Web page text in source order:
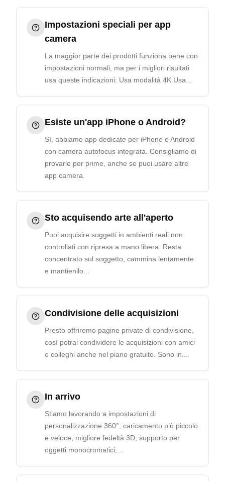
Impostazioni speciali per app
camera
La maggior parte dei prodotti funziona bene con
impostazioni normali, ma per i migliori risultati
usa queste indicazioni: Usa modalità 4K Usa...
Esiste un'app iPhone o Android?
Sì, abbiamo app dedicate per iPhone e Android
con camera autofocus integrata. Consigliamo di
provarle per prime, anche se puoi usare altre
app camera.
Sto acquisendo arte all'aperto
Puoi acquisire soggetti in ambienti reali non
controllati con ripresa a mano libera. Resta
concentrato sul soggetto, cammina lentamente
e mantienilo...
Condivisione delle acquisizioni
Presto offriremo pagine private di condivisione,
così potrai condividere le acquisizioni con amici
o colleghi anche nel piano gratuito. Sono in...
In arrivo
Stiamo lavorando a impostazioni di
personalizzazione 360°, caricamento più piccolo
e veloce, migliore fedeltà 3D, supporto per
oggetti monocromatici,...